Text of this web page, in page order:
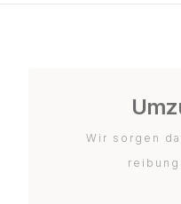
Wir sorgen